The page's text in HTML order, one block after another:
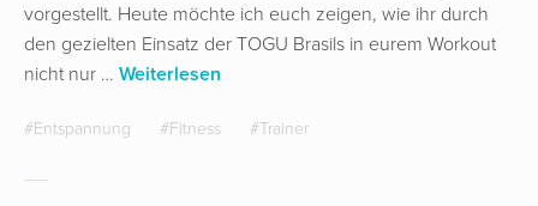
vorgestellt. Heute möchte ich euch zeigen, wie ihr durch
den gezielten Einsatz der TOGU Brasils in eurem Workout
nicht nur … Weiterlesen
Entspannung Fitness Trainer